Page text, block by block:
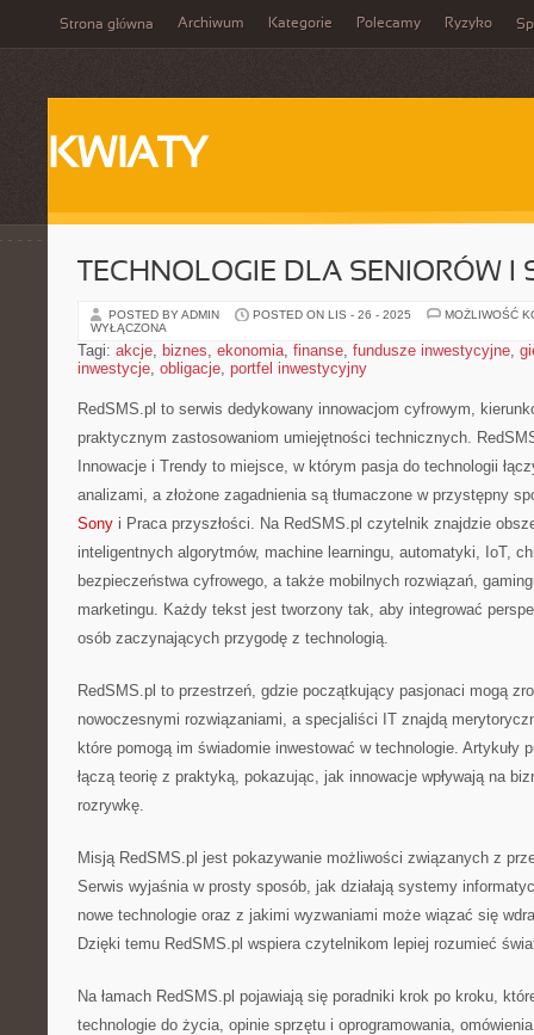
Strona główna Archiwum Kategorie Polecamy Ryzyko
KWIATY
TECHNOLOGIE DLA SENIORÓW I
POSTED BY ADMIN POSTED ON LIS - 26 - 2025
MOŻLIWOŚĆ
WYŁĄCZONA
Tagi: akcje, biznes, ekonomia, finanse, fundusze inwestycyjne,
inwestycje, obligacje, portfel inwestycyjny
RedSMS.pl to serwis dedykowany innowacjom cyfrowym,
praktycznym zastosowaniom umiejętności technicznych.
Innowacje i Trendy to miejsce, w którym pasja do technologii
analizami, a złożone zagadnienia są tłumaczone w przystępny
Sony i Praca przyszłości. Na RedSMS.pl czytelnik znajdzie
inteligentnych algorytmów, machine learningu, automatyki, IoT,
bezpieczeństwa cyfrowego, a także mobilnych rozwiązań,
marketingu. Każdy tekst jest tworzony tak, aby integrować
osób zaczynających przygodę z technologią.
RedSMS.pl to przestrzeń, gdzie początkujący pasjonaci mogą
nowoczesnymi rozwiązaniami, a specjaliści IT znajdą
które pomogą im świadomie inwestować w technologie. Artykuły
łączą teorię z praktyką, pokazując, jak innowacje wpływają na
rozrywkę.
Misją RedSMS.pl jest pokazywanie możliwości związanych z
Serwis wyjaśnia w prosty sposób, jak działają systemy
nowe technologie oraz z jakimi wyzwaniami może wiązać się
Dzięki temu RedSMS.pl wspiera czytelnikom lepiej rozumieć
Na łamach RedSMS.pl pojawiają się poradniki krok po kroku,
technologie do życia, opinie sprzętu i oprogramowania,